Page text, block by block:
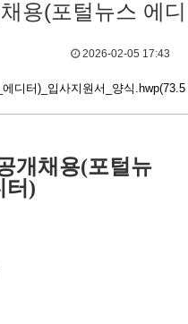
용(포털뉴스 에디
2026-02-05 17:43
디터)_입사지원서_양식.hwp(73.5
개채용(포털뉴
터)